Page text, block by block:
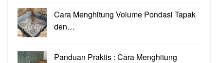
Cara Menghitung Volume Pondasi Tapak
den…
Panduan Praktis : Cara Menghitung